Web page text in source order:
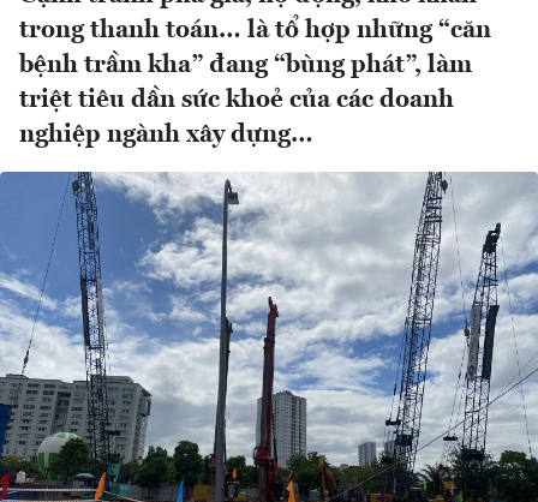
trong thanh toán… là tổ hợp những “căn
bệnh trầm kha” đang “bùng phát”, làm
triệt tiêu dần sức khoẻ của các doanh
nghiệp ngành xây dựng…